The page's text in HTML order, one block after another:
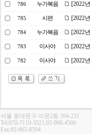
786 누가복음 [2022
785 시편 [2022
784 누가복음 [2022
783 이사야 [2022
782 이사야 [2022
서울 동대문구 이문2동 264-231
Tel:070-7119-3521,02-968-4586
Fax:02-965-8594